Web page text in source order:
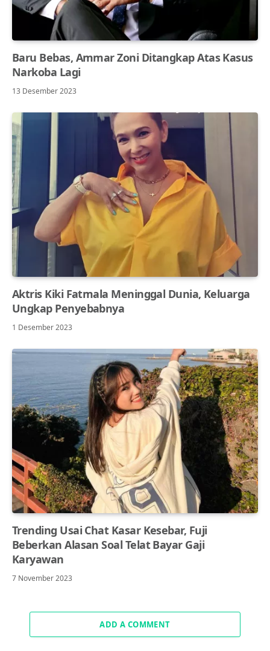
Baru Bebas, Ammar Zoni Ditangkap Atas Kasus
Narkoba Lagi
13 Desember 2023
Aktris Kiki Fatmala Meninggal Dunia, Keluarga
Ungkap Penyebabnya
1 Desember 2023
Trending Usai Chat Kasar Kesebar, Fuji
Beberkan Alasan Soal Telat Bayar Gaji
Karyawan
7 November 2023
ADD A COMMENT